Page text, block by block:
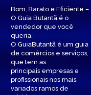
Bom, Barato e Eficiente –
O Guia Butantã é o
vendedor que você
queria.
O GuiaButantã é um guia
de comércios e serviços,
que tem as
principais empresas e
profissionais nos mais
variados ramos de